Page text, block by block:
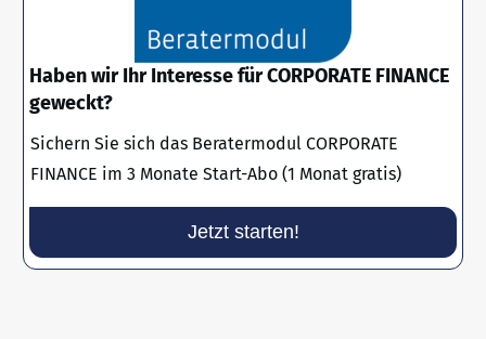
Haben wir Ihr Interesse für CORPORATE FINANCE
geweckt?
Sichern Sie sich das Beratermodul CORPORATE
FINANCE im 3 Monate Start-Abo (1 Monat gratis)
Jetzt starten!